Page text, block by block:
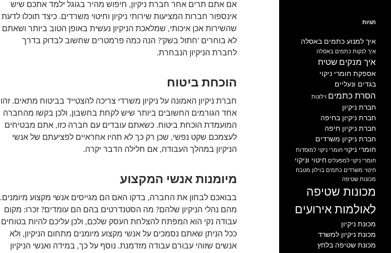
אם אתם תרים אחר חברת ניקיון, חיפוש מהיר בגוגל ילמד אתכם שיש
אינספור חברות המציעות שירותי ניקיון וחיטוי משרדים. כיצד תוכלו לדעת
שהשירות אכן איכותי, שמלאכת הניקיון נעשית באופן הטוב ביותר ושאתם
לא בוחרים 'חתול בשק'? הנה כמה פרמטרים שחשוב לבדוק בדרך
לחברת הניקיון הנבחרת.
הוכחת ביטוח
חברת ניקיון האמונה על ניקיון משרדי צריכה להצטייד בביטוח מתאים. זהו
אחד הגורמים החשובים ביותר שיש לקחת בחשבון, ולכן בקשו מהחברה
המועמדת הוכחת ביטוח. כשאתם עובדים עם חברה כזו, אתם מבטיחים
לעצמכם שקט נפשי, שכן רק כך לא תהיו אחראיים לפציעתם של אנשי
הניקיון במהלך העבודה, אם חלילה הדבר יקרה.
מיומנות אנשי המקצוע
בבואכם לבחון את החברה, בדקו האם הם מגייסים אנשי מקצוע מיומנים.
מהם נהלי הניקיון שלהם? מה הסטנדרטים בהם הם עומדים? זכרו: מקום
עבודה נקי הוא המפתח להצלחת העסק שלכם, ולכן עליכם להיות בטוחים
ככל הניתן שאתם נסמכים על אנשי מקצוע מיומנים מתחום הניקיון, ולא
אנשים שזוהי עבורם עבודה מזדמנת. נוסף על כך, במידה ואנשי הניקיון
תגיות
איך למנוע כתמים באסלה
איך לנקות כתמים באסלה
איך מנקים שטיח
אספקת חומרי ניקוי
בגדים ונעליים
הסרת כתמים וילונות
חברת ניקיון
חברת ניקיון בחיפה
חברת ניקיון חיפה
חברת ניקיון משרדים
חומרי ניקוי חומרי ניקוי למוסדות
חומרי ניקוי למפעלים חיטוי וניקוי
חיטוי משרדים כתמים בוילון מטבח
מכונות שטיפה
מכונות שטיפה
לאולמות אירועים
מכונת ניקיון
מכונת ניקיון למשרד
מכונת שטיפה בלחץ